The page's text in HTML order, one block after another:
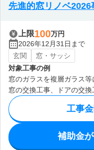
先進的窓リノベ2026
上限100万円
2026年12月31日まで
玄関
窓・サッシ
対象工事の例
窓のガラスを複層ガラス
窓の交換工事、ドアの交換
工事
補助金